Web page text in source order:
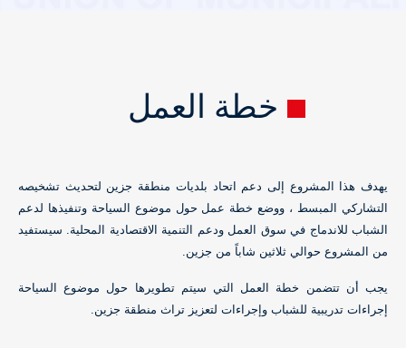
خطة العمل
يهدف هذا المشروع إلى دعم اتحاد بلديات منطقة جزين لتحديث تشخيصه
التشاركي المبسط ، ووضع خطة عمل حول موضوع السياحة وتنفيذها لدعم
الشباب للاندماج في سوق العمل ودعم التنمية الاقتصادية المحلية. سيستفيد
من المشروع حوالي ثلاثين شاباً من جزين.
يجب أن تتضمن خطة العمل التي سيتم تطويرها حول موضوع السياحة
إجراءات تدريبية للشباب وإجراءات لتعزيز تراث منطقة جزين.